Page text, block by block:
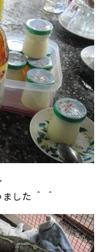
した ＾ ＾